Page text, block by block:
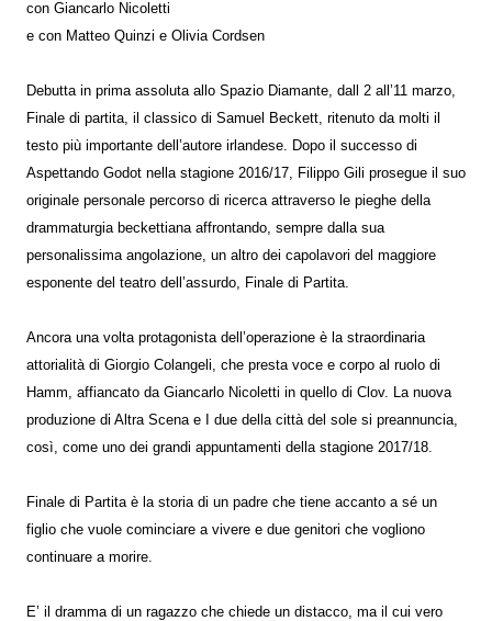
con Giancarlo Nicoletti
e con Matteo Quinzi e Olivia Cordsen
Debutta in prima assoluta allo Spazio Diamante, dall 2 all’11 marzo,
Finale di partita, il classico di Samuel Beckett, ritenuto da molti il
testo più importante dell’autore irlandese. Dopo il successo di
Aspettando Godot nella stagione 2016/17, Filippo Gili prosegue il suo
originale personale percorso di ricerca attraverso le pieghe della
drammaturgia beckettiana affrontando, sempre dalla sua
personalissima angolazione, un altro dei capolavori del maggiore
esponente del teatro dell’assurdo, Finale di Partita.
Ancora una volta protagonista dell’operazione è la straordinaria
attorialità di Giorgio Colangeli, che presta voce e corpo al ruolo di
Hamm, affiancato da Giancarlo Nicoletti in quello di Clov. La nuova
produzione di Altra Scena e I due della città del sole si preannuncia,
così, come uno dei grandi appuntamenti della stagione 2017/18.
Finale di Partita è la storia di un padre che tiene accanto a sé un
figlio che vuole cominciare a vivere e due genitori che vogliono
continuare a morire.
E’ il dramma di un ragazzo che chiede un distacco, ma il cui vero